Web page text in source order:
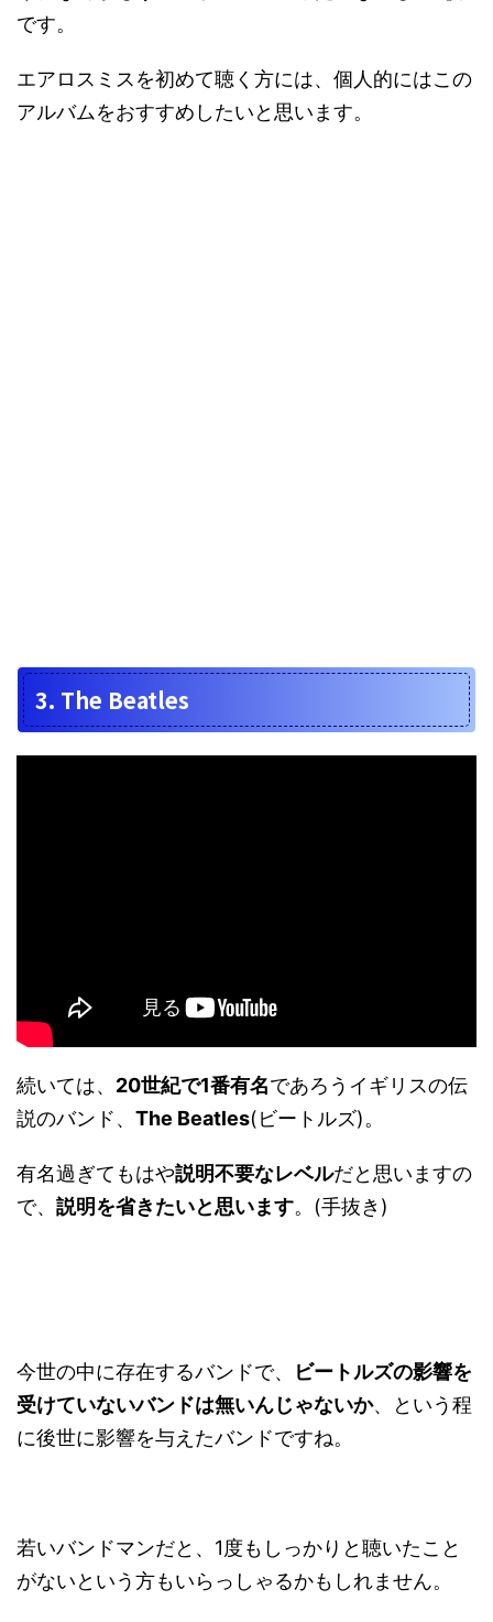
です。
エアロスミスを初めて聴く方には、個人的にはこの
アルバムをおすすめしたいと思います。
3. The Beatles
続いては、 20世紀で1番有名であろうイギリスの伝
説のバンド、 The Beatles(ビートルズ)。
有名過ぎてもはや説明不要なレベルだと思いますの
で、 説明を省きたいと思います。(手抜き)
今世の中に存在するバンドで、
ビートルズの影響を
受けていないバンドは無いんじゃないか、という程
に後世に影響を与えたバンドですね。
若いバンドマンだと、1度もしっかりと聴いたこと
がないという方もいらっしゃるかもしれません。